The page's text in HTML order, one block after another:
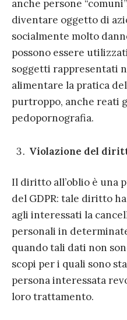
anche persone
diventare oggetto di
socialmente molto
possono essere
soggetti rappresentati
alimentare la pratica
purtroppo, anche reati
pedopornografia.
Violazione del
Il diritto all’oblio è una
del GDPR: tale diritto
agli interessati la
personali in
quando tali dati non
scopi per i quali sono
persona interessata
loro trattamento.